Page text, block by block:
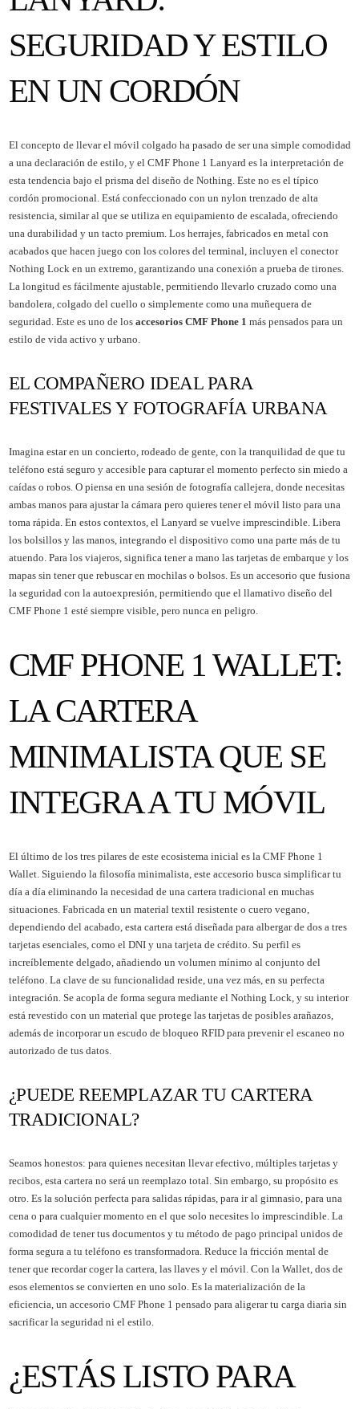
SEGURIDAD Y ESTILO
EN UN CORDÓN
El concepto de llevar el móvil colgado ha pasado de ser una simple comodidad
a una declaración de estilo, y el CMF Phone 1 Lanyard es la interpretación de
esta tendencia bajo el prisma del diseño de Nothing. Este no es el típico
cordón promocional. Está confeccionado con un nylon trenzado de alta
resistencia, similar al que se utiliza en equipamiento de escalada, ofreciendo
una durabilidad y un tacto premium. Los herrajes, fabricados en metal con
acabados que hacen juego con los colores del terminal, incluyen el conector
Nothing Lock en un extremo, garantizando una conexión a prueba de tirones.
La longitud es fácilmente ajustable, permitiendo llevarlo cruzado como una
bandolera, colgado del cuello o simplemente como una muñequera de
seguridad. Este es uno de los accesorios CMF Phone 1 más pensados para un
estilo de vida activo y urbano.
EL COMPAÑERO IDEAL PARA
FESTIVALES Y FOTOGRAFÍA URBANA
Imagina estar en un concierto, rodeado de gente, con la tranquilidad de que tu
teléfono está seguro y accesible para capturar el momento perfecto sin miedo a
caídas o robos. O piensa en una sesión de fotografía callejera, donde necesitas
ambas manos para ajustar la cámara pero quieres tener el móvil listo para una
toma rápida. En estos contextos, el Lanyard se vuelve imprescindible. Libera
los bolsillos y las manos, integrando el dispositivo como una parte más de tu
atuendo. Para los viajeros, significa tener a mano las tarjetas de embarque y los
mapas sin tener que rebuscar en mochilas o bolsos. Es un accesorio que fusiona
la seguridad con la autoexpresión, permitiendo que el llamativo diseño del
CMF Phone 1 esté siempre visible, pero nunca en peligro.
CMF PHONE 1 WALLET:
LA CARTERA
MINIMALISTA QUE SE
INTEGRA A TU MÓVIL
El último de los tres pilares de este ecosistema inicial es la CMF Phone 1
Wallet. Siguiendo la filosofía minimalista, este accesorio busca simplificar tu
día a día eliminando la necesidad de una cartera tradicional en muchas
situaciones. Fabricada en un material textil resistente o cuero vegano,
dependiendo del acabado, esta cartera está diseñada para albergar de dos a tres
tarjetas esenciales, como el DNI y una tarjeta de crédito. Su perfil es
increíblemente delgado, añadiendo un volumen mínimo al conjunto del
teléfono. La clave de su funcionalidad reside, una vez más, en su perfecta
integración. Se acopla de forma segura mediante el Nothing Lock, y su interior
está revestido con un material que protege las tarjetas de posibles arañazos,
además de incorporar un escudo de bloqueo RFID para prevenir el escaneo no
autorizado de tus datos.
¿PUEDE REEMPLAZAR TU CARTERA
TRADICIONAL?
Seamos honestos: para quienes necesitan llevar efectivo, múltiples tarjetas y
recibos, esta cartera no será un reemplazo total. Sin embargo, su propósito es
otro. Es la solución perfecta para salidas rápidas, para ir al gimnasio, para una
cena o para cualquier momento en el que solo necesites lo imprescindible. La
comodidad de tener tus documentos y tu método de pago principal unidos de
forma segura a tu teléfono es transformadora. Reduce la fricción mental de
tener que recordar coger la cartera, las llaves y el móvil. Con la Wallet, dos de
esos elementos se convierten en uno solo. Es la materialización de la
eficiencia, un accesorio CMF Phone 1 pensado para aligerar tu carga diaria sin
sacrificar la seguridad ni el estilo.
¿ESTÁS LISTO PARA